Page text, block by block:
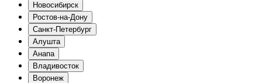
Новосибирск
Ростов-на-Дону
Санкт-Петербург
Алушта
Анапа
Владивосток
Воронеж